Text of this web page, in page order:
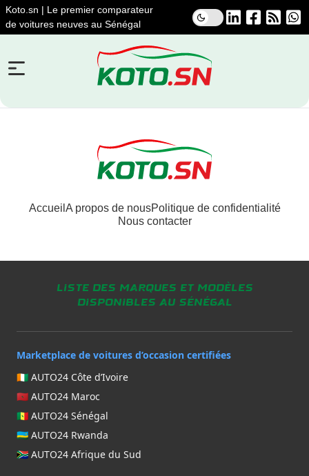
Koto.sn | Le premier comparateur
de voitures neuves au Sénégal
Accueil A propos de nousPolitique de confidentialité
Nous contacter
Liste des marques et modèles
disponibles au Sénégal
Marketplace de voitures d’occasion certifiées
🇨🇮 AUTO24 Côte d’Ivoire
🇲🇦 AUTO24 Maroc
🇸🇳 AUTO24 Sénégal
🇷🇼 AUTO24 Rwanda
🇿🇦 AUTO24 Afrique du Sud